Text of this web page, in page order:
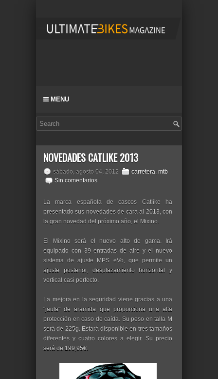
MENU
NOVEDADES CATLIKE 2013
sábado, agosto 04, 2012 carretera, mtb
Sin comentarios
La marca española de cascos Catlike ha
presentado sus novedades de cara al 2013, con
la gran novedad del próximo año, el Mixino.
El Mixino será el nuevo alto de gama. Irá
equipado con 39 entradas de aire y el nuevo
sistema de ajuste MPS eVo, que permite un
ajuste posterior, desplazamiento horizontal y
vertical casi perfecto.
La mejora en la seguridad viene gracias a una
"jaula" de aramida que proporciona una alta
protección en caso de caída. Su peso en talla M
será de 225g. Estará disponible en tres tamaños
diferentes y cuatro colores a elegir. Su precio
será de 199,95€.